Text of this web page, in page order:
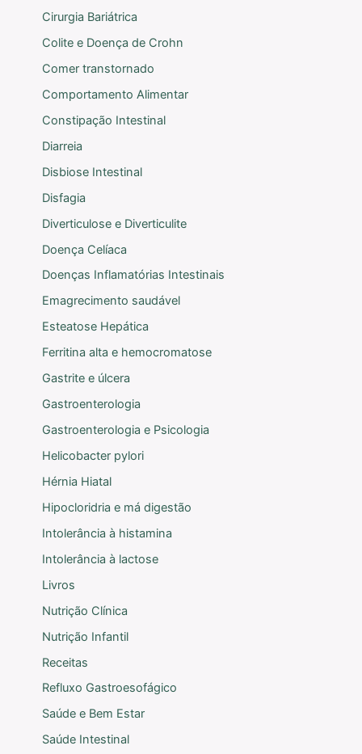
Cirurgia Bariátrica
Colite e Doença de Crohn
Comer transtornado
Comportamento Alimentar
Constipação Intestinal
Diarreia
Disbiose Intestinal
Disfagia
Diverticulose e Diverticulite
Doença Celíaca
Doenças Inflamatórias Intestinais
Emagrecimento saudável
Esteatose Hepática
Ferritina alta e hemocromatose
Gastrite e úlcera
Gastroenterologia
Gastroenterologia e Psicologia
Helicobacter pylori
Hérnia Hiatal
Hipocloridria e má digestão
Intolerância à histamina
Intolerância à lactose
Livros
Nutrição Clínica
Nutrição Infantil
Receitas
Refluxo Gastroesofágico
Saúde e Bem Estar
Saúde Intestinal